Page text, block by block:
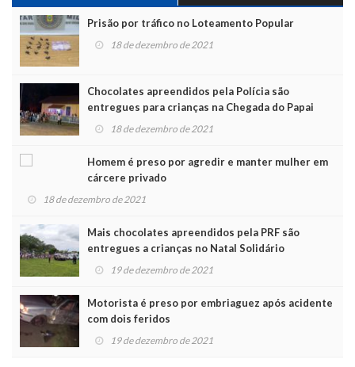
Prisão por tráfico no Loteamento Popular
18 de dezembro de 2021
Chocolates apreendidos pela Polícia são
entregues para crianças na Chegada do Papai
Noel 18 de dezembro de 2021
Homem é preso por agredir e manter mulher em
cárcere privado
18 de dezembro de 2021
Mais chocolates apreendidos pela PRF são
entregues a crianças no Natal Solidário
19 de dezembro de 2021
Motorista é preso por embriaguez após acidente
com dois feridos
19 de dezembro de 2021